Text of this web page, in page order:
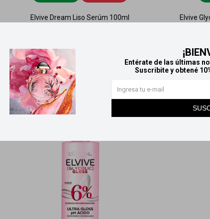
Entérate de las últimas
Suscribite y obtené
Elvive Dream Liso Serúm 100ml
Elvive